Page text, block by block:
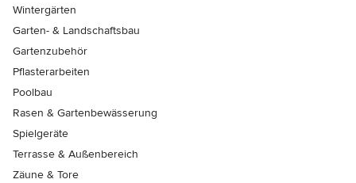
Wintergärten
Garten- & Landschaftsbau
Gartenzubehör
Pflasterarbeiten
Poolbau
Rasen & Gartenbewässerung
Spielgeräte
Terrasse & Außenbereich
Zäune & Tore